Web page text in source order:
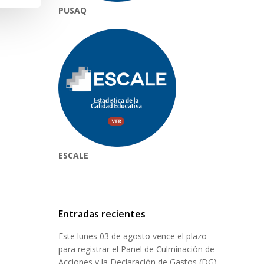
PUSAQ
ESCALE
Entradas recientes
Este lunes 03 de agosto vence el plazo
para registrar el Panel de Culminación de